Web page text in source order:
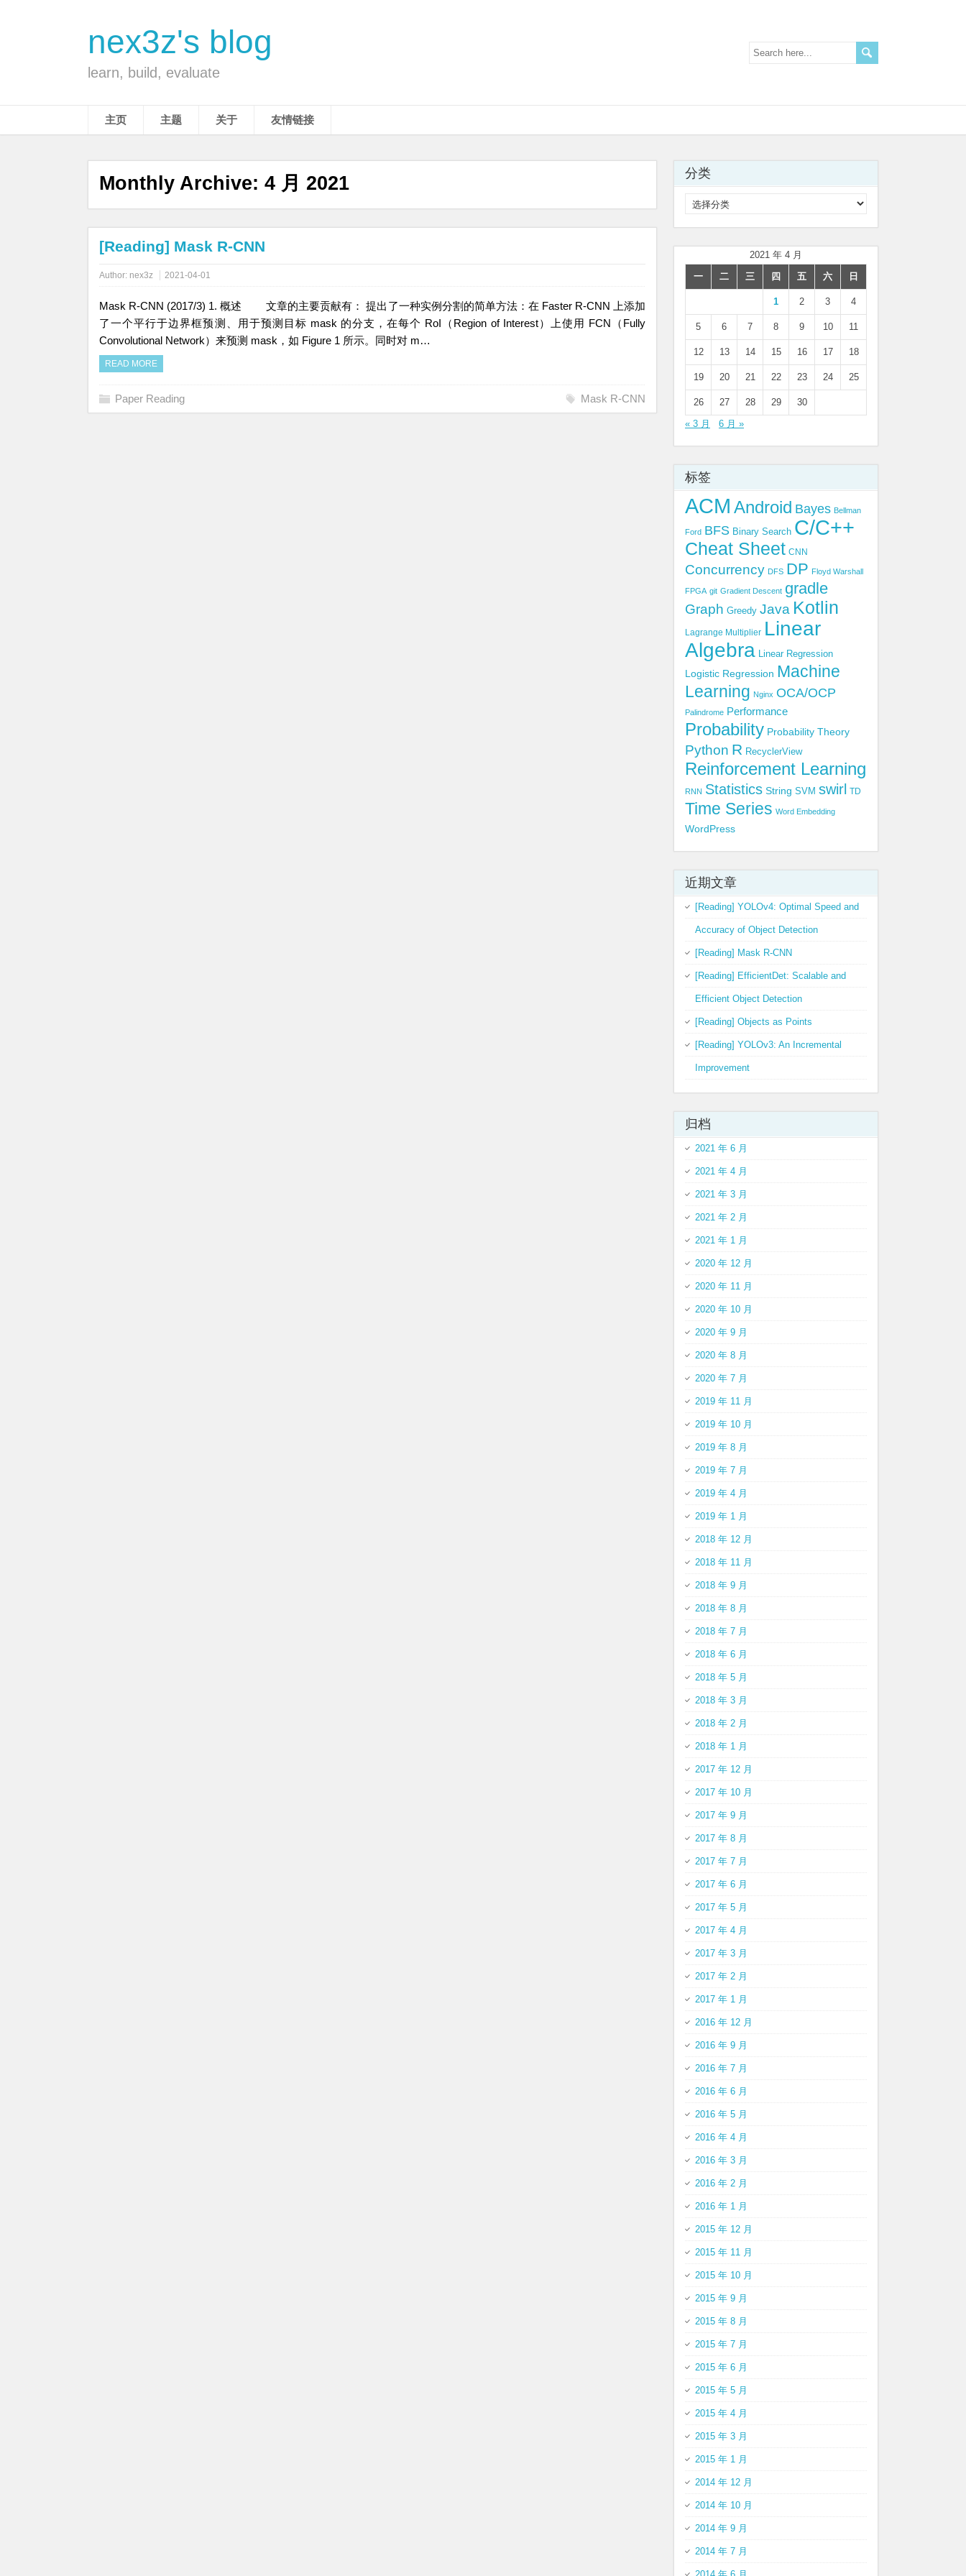
nex3z's blog
learn, build, evaluate
主页 主题 关于 友情链接
Monthly Archive: 4 月 2021
[Reading] Mask R-CNN
Author: nex3z 2021-04-01
Mask R-CNN (2017/3) 1. 概述 文章的主要贡献有： 提出了一种实例分割的简单方法：在 Faster R-CNN 上添加
了一个平行于边界框预测、用于预测目标 mask 的分支，在每个 RoI（Region of Interest）上使用 FCN（Fully
Convolutional Network）来预测 mask，如 Figure 1 所示。同时对 m…
READ MORE
Paper Reading Mask R-CNN
分类
类
2021 年 4 月
一
二 三 四 五 六 日
1 2 3 4
5 6 7 8 9 10 11
12 13 14 15 16 17 18
19 20 21 22 23 24 25
26 27 28 29
30
« 3 月
6 月 »
标签
ACM Android Bayes Bellman
Ford BFS Binary Search C/C++
Cheat Sheet CNN
Concurrency DFS DP Floyd Warshall
FPGA git Gradient Descent gradle
Graph Greedy Java Kotlin
Lagrange Multiplier Linear
Algebra Linear Regression
Logistic Regression Machine
Learning Nginx OCA/OCP
Palindrome Performance
Probability Probability Theory
Python R RecyclerView
Reinforcement Learning
RNN Statistics String SVM swirl TD
Time Series Word Embedding
WordPress
近期文章
[Reading] YOLOv4: Optimal Speed and
Accuracy of Object Detection
[Reading] Mask R-CNN
[Reading] EfficientDet: Scalable and
Efficient Object Detection
[Reading] Objects as Points
[Reading] YOLOv3: An Incremental
Improvement
归档
2021 年 6 月
2021 年 4 月
2021 年 3 月
2021 年 2 月
2021 年 1 月
2020 年 12 月
2020 年 11 月
2020 年 10 月
2020 年 9 月
2020 年 8 月
2020 年 7 月
2019 年 11 月
2019 年 10 月
2019 年 8 月
2019 年 7 月
2019 年 4 月
2019 年 1 月
2018 年 12 月
2018 年 11 月
2018 年 9 月
2018 年 8 月
2018 年 7 月
2018 年 6 月
2018 年 5 月
2018 年 3 月
2018 年 2 月
2018 年 1 月
2017 年 12 月
2017 年 10 月
2017 年 9 月
2017 年 8 月
2017 年 7 月
2017 年 6 月
2017 年 5 月
2017 年 4 月
2017 年 3 月
2017 年 2 月
2017 年 1 月
2016 年 12 月
2016 年 9 月
2016 年 7 月
2016 年 6 月
2016 年 5 月
2016 年 4 月
2016 年 3 月
2016 年 2 月
2016 年 1 月
2015 年 12 月
2015 年 11 月
2015 年 10 月
2015 年 9 月
2015 年 8 月
2015 年 7 月
2015 年 6 月
2015 年 5 月
2015 年 4 月
2015 年 3 月
2015 年 1 月
2014 年 12 月
2014 年 10 月
2014 年 9 月
2014 年 7 月